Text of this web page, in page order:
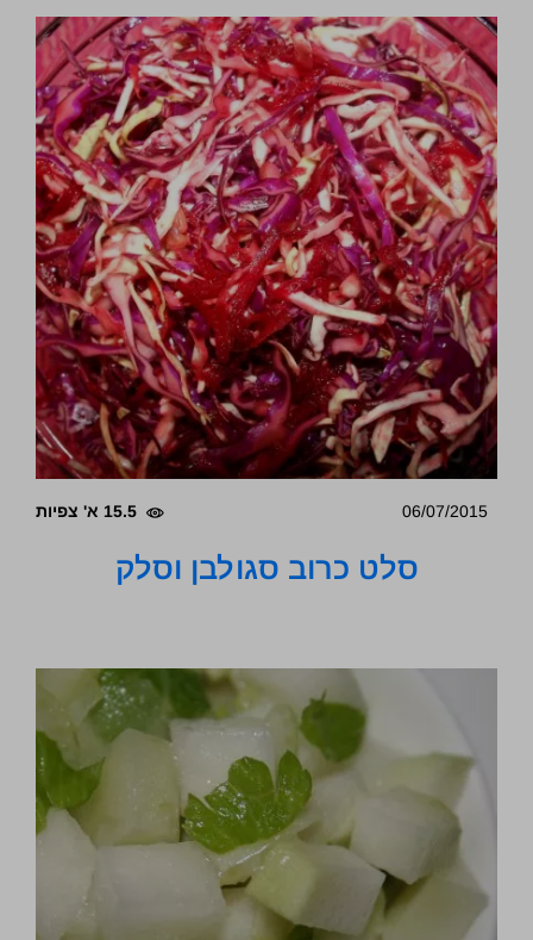
06/07/2015 15.5 א' צפיות
סלט כרוב סגולבן וסלק